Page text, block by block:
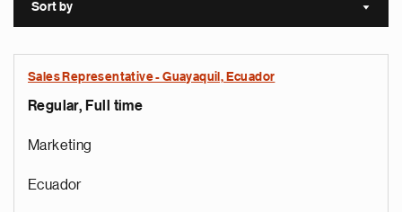
Sort by Sort
Sales Representative - Guayaquil, Ecuador
Regular, Full time
Marketing
Ecuador